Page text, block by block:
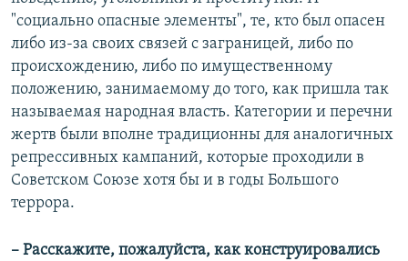
"социально опасные элементы", те, кто был опасен
либо из-за своих связей с заграницей, либо по
происхождению, либо по имущественному
положению, занимаемому до того, как пришла так
называемая народная власть. Категории и перечни
жертв были вполне традиционны для аналогичных
репрессивных кампаний, которые проходили в
Советском Союзе хотя бы и в годы Большого
террора.
– Расскажите, пожалуйста, как конструировались